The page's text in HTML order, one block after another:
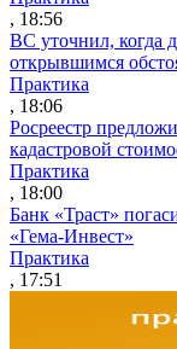
, 18:56
ВС уточнил, когда
открывшимся
Практика
, 18:06
Росреестр
кадастровой
Практика
, 18:00
Банк «Траст»
«Гема-Инвест»
Практика
, 17:51